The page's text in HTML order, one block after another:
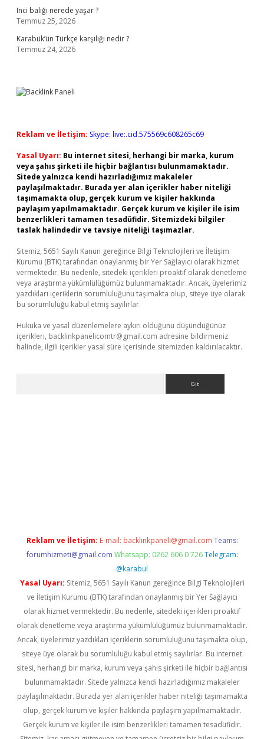
Inci balığı nerede yaşar ?
Temmuz 25, 2026
Karabük’ün Türkçe karşılığı nedir ?
Temmuz 24, 2026
Reklam ve İletişim: Skype: live:.cid.575569c608265c69
Yasal Uyarı: Bu internet sitesi, herhangi bir marka, kurum
veya şahıs şirketi ile hiçbir bağlantısı bulunmamaktadır.
Sitede yalnızca kendi hazırladığımız makaleler
paylaşılmaktadır. Burada yer alan içerikler haber niteliği
taşımamakta olup, gerçek kurum ve kişiler hakkında
paylaşım yapılmamaktadır. Gerçek kurum ve kişiler ile isim
benzerlikleri tamamen tesadüfidir. Sitemizdeki bilgiler
taslak halindedir ve tavsiye niteliği taşımazlar.
Sitemiz, 5651 Sayılı Kanun gereğince Bilgi Teknolojileri ve İletişim
Kurumu (BTK) tarafından onaylanmış bir Yer Sağlayıcı olarak hizmet
vermektedir. Bu nedenle, sitedeki içerikleri proaktif olarak denetleme
veya araştırma yükümlülüğümüz bulunmamaktadır. Ancak, üyelerimiz
yazdıkları içeriklerin sorumluluğunu taşımakta olup, siteye üye olarak
bu sorumluluğu kabul etmiş sayılırlar.
Hukuka ve yasal düzenlemelere aykırı olduğunu düşündüğünüz
içerikleri, backlinkpanelicomtr@gmail.com adresine bildirmeniz
halinde, ilgili içerikler yasal süre içerisinde sitemizden kaldırılacaktır.
Reklam ve İletişim: E-mail: backlinkpaneli@gmail.com Teams:
forumhizmeti@gmail.com Whatsapp: 0262 606 0 726 Telegram:
@karabul
Yasal Uyarı: Sitemiz, 5651 Sayılı Kanun gereğince Bilgi Teknolojileri
ve İletişim Kurumu (BTK) tarafından onaylanmış bir Yer Sağlayıcı
olarak hizmet vermektedir. Bu nedenle, sitedeki içerikleri proaktif
olarak denetleme veya araştırma yükümlülüğümüz bulunmamaktadır.
Ancak, üyelerimiz yazdıkları içeriklerin sorumluluğunu taşımakta olup,
siteye üye olarak bu sorumluluğu kabul etmiş sayılırlar. Bu internet
sitesi, herhangi bir marka, kurum veya şahıs şirketi ile hiçbir bağlantısı
bulunmamaktadır. Sitede yalnızca kendi hazırladığımız makaleler
paylaşılmaktadır. Burada yer alan içerikler haber niteliği taşımamakta
olup, gerçek kurum ve kişiler hakkında paylaşım yapılmamaktadır.
Gerçek kurum ve kişiler ile isim benzerlikleri tamamen tesadüfidir.